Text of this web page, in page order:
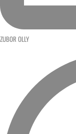
ZUBOR OLLY